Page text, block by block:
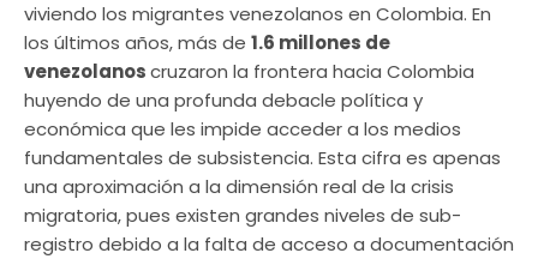
viviendo los migrantes venezolanos en Colombia. En
los últimos años, más de 1.6 millones de
venezolanoscruzaron la frontera hacia Colombia
huyendo de una profunda debacle política y
económica que les impide acceder a los medios
fundamentales de subsistencia. Esta cifra es apenas
una aproximación a la dimensión real de la crisis
migratoria, pues existen grandes niveles de sub-
registro debido a la falta de acceso a documentación